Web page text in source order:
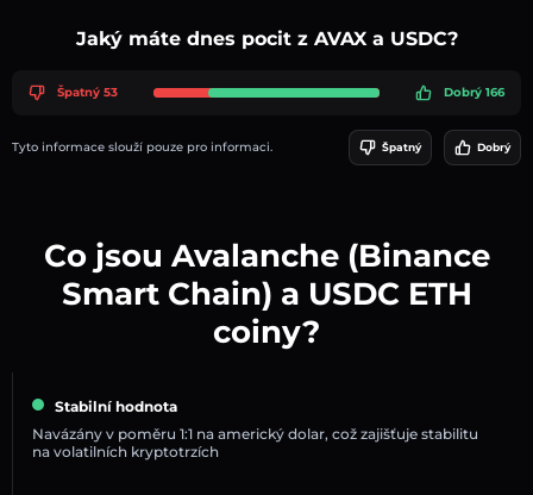
Jaký máte dnes pocit z AVAX a USDC?
Špatný 53 Dobrý 166
Tyto informace slouží pouze pro informaci. Špatný Dobrý
Co jsou Avalanche (Binance
Smart Chain) a USDC ETH
coiny?
Stabilní hodnota
Navázány v poměru 1:1 na americký dolar, což zajišťuje stabilitu
na volatilních kryptotrzích